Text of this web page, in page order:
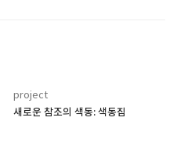
project
새로운 참조의 색동: 색동집